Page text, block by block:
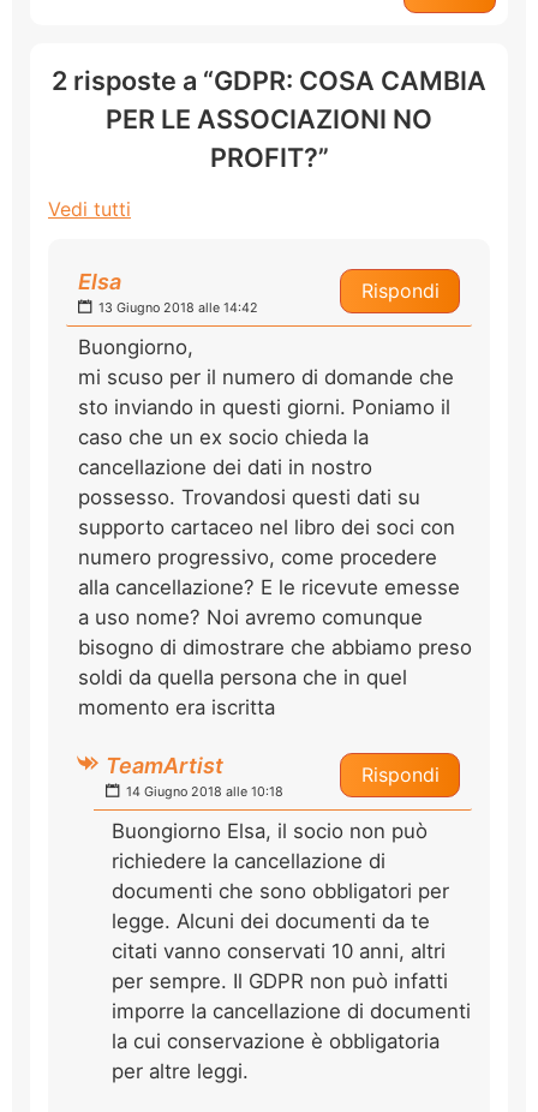
2 risposte a “GDPR: COSA CAMBIA
PER LE ASSOCIAZIONI NO
PROFIT?”
Vedi tutti
Rispondi
Elsa
13 Giugno 2018 alle 14:42
Buongiorno,
mi scuso per il numero di domande che
sto inviando in questi giorni. Poniamo il
caso che un ex socio chieda la
cancellazione dei dati in nostro
possesso. Trovandosi questi dati su
supporto cartaceo nel libro dei soci con
numero progressivo, come procedere
alla cancellazione? E le ricevute emesse
a uso nome? Noi avremo comunque
bisogno di dimostrare che abbiamo preso
soldi da quella persona che in quel
momento era iscritta
Rispondi
TeamArtist
14 Giugno 2018 alle 10:18
Buongiorno Elsa, il socio non può
richiedere la cancellazione di
documenti che sono obbligatori per
legge. Alcuni dei documenti da te
citati vanno conservati 10 anni, altri
per sempre. Il GDPR non può infatti
imporre la cancellazione di documenti
la cui conservazione è obbligatoria
per altre leggi.